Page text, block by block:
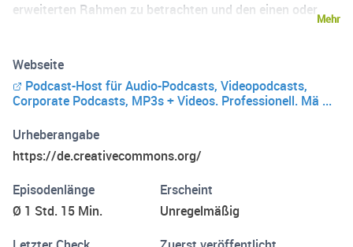
erweiterten Rahmen zu betrachten und den einen oder
passend suchen wir uns ein Spiel aus und stellen es uns
das dann gegenseitig vor.
Mehr
Webseite
Podcast-Host für Audio-Podcasts, Videopodcasts,
Corporate Podcasts, MP3s + Videos. Professionell. Mä ...
Urheberangabe
https://de.creativecommons.org/
Episodenlänge
Ø 1 Std. 15 Min.
Erscheint
Unregelmäßig